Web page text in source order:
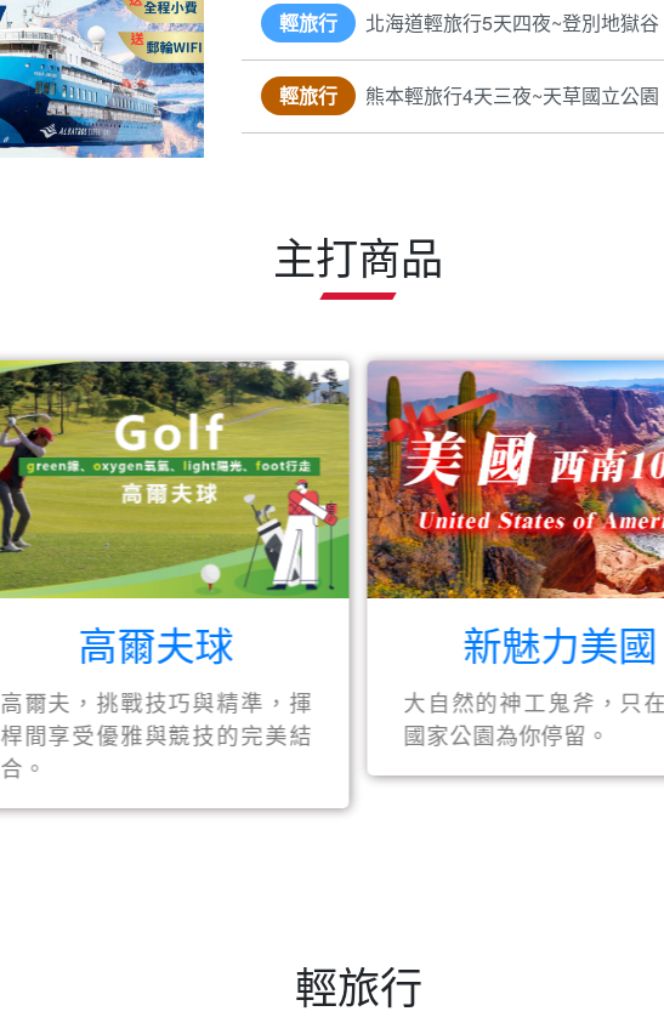
輕旅行 北海道輕旅行5天四夜~登別地獄
輕旅行 熊本輕旅行4天三夜~天草國立公
主打商品
高爾夫球
高爾夫，挑戰技巧與精準，揮
桿間享受優雅與競技的完美結
合。
新魅力美國
大自然的神工鬼斧，只
國家公園為你停留。
輕旅行